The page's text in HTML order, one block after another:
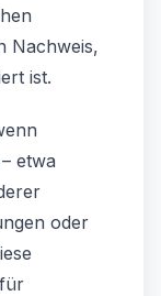
Nachweis,
ist.
etwa
oder